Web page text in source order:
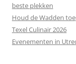
beste plekken
Houd de Wadden
Texel Culinair 2026
Evenementen in